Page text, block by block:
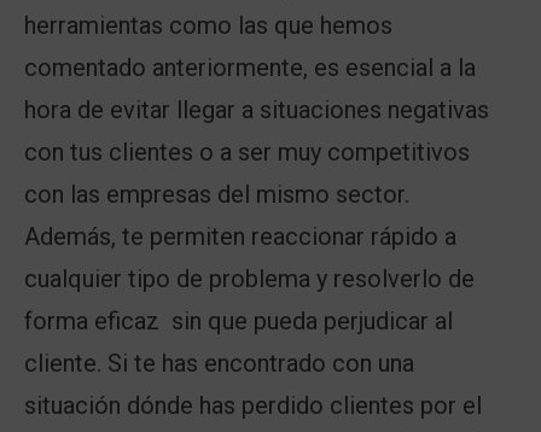
herramientas como las que hemos
comentado anteriormente, es esencial a la
hora de evitar llegar a situaciones negativas
con tus clientes o a ser muy competitivos
con las empresas del mismo sector.
Además, te permiten reaccionar rápido a
cualquier tipo de problema y resolverlo de
forma eficaz sin que pueda perjudicar al
cliente. Si te has encontrado con una
situación dónde has perdido clientes por el